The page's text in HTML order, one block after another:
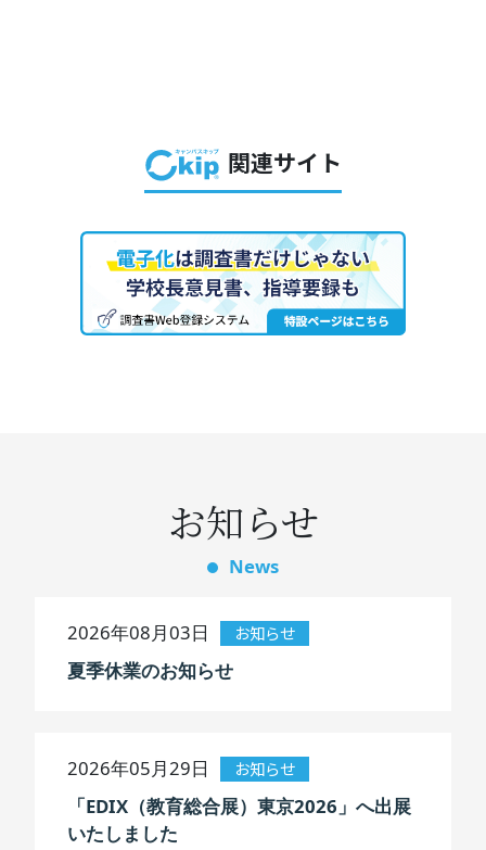
関連サイト
お知らせ
News
2026年08月03日 お知らせ
夏季休業のお知らせ
2026年05月29日 お知らせ
「EDIX（教育総合展）東京2026」へ出展
いたしました